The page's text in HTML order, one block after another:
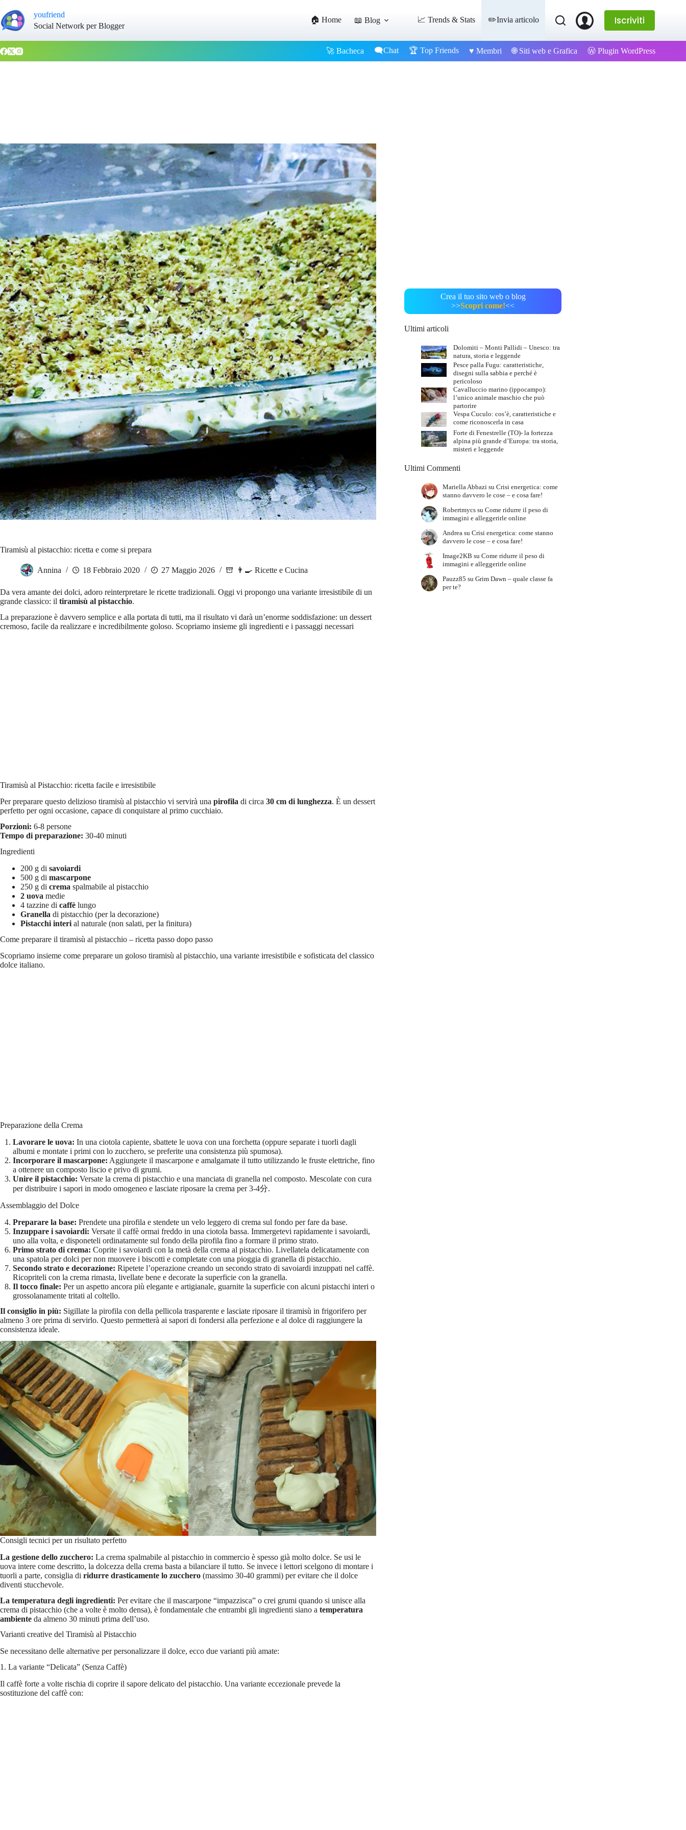
youfriend
Social Network per Blogger
🏠 Home 📖 Blog 📈 Trends & Stats ✏️Invia articolo Iscriviti
🚀 Bacheca 🗨️Chat 🏆 Top Friends ♥️ Membri 🌐 Siti web e Grafica Ⓦ Plugin WordPress
Tiramisù al pistacchio: ricetta e come si prepara
Annina 18 Febbraio 2020 27 Maggio 2026 👨‍🍳 Ricette e Cucina
Da vera amante dei dolci, adoro reinterpretare le ricette tradizionali. Oggi vi propongo una variante irresistibile di un
grande classico: il tiramisù al pistacchio.
La preparazione è davvero semplice e alla portata di tutti, ma il risultato vi darà un’enorme soddisfazione: un dessert
cremoso, facile da realizzare e incredibilmente goloso. Scopriamo insieme gli ingredienti e i passaggi necessari
Tiramisù al Pistacchio: ricetta facile e irresistibile
Per preparare questo delizioso tiramisù al pistacchio vi servirà una pirofila di circa 30 cm di lunghezza. È un dessert
perfetto per ogni occasione, capace di conquistare al primo cucchiaio.
Porzioni: 6-8 persone
Tempo di preparazione: 30-40 minuti
Ingredienti
200 g di savoiardi
500 g di mascarpone
250 g di crema spalmabile al pistacchio
2 uova medie
4 tazzine di caffè lungo
Granella di pistacchio (per la decorazione)
Pistacchi interi al naturale (non salati, per la finitura)
Come preparare il tiramisù al pistacchio – ricetta passo dopo passo
Scopriamo insieme come preparare un goloso tiramisù al pistacchio, una variante irresistibile e sofisticata del classico
dolce italiano.
Preparazione della Crema
Lavorare le uova: In una ciotola capiente, sbattete le uova con una forchetta (oppure separate i tuorli dagli
albumi e montate i primi con lo zucchero, se preferite una consistenza più spumosa).
Incorporare il mascarpone: Aggiungete il mascarpone e amalgamate il tutto utilizzando le fruste elettriche, fino
a ottenere un composto liscio e privo di grumi.
Unire il pistacchio: Versate la crema di pistacchio e una manciata di granella nel composto. Mescolate con cura
per distribuire i sapori in modo omogeneo e lasciate riposare la crema per 3-4分.
Assemblaggio del Dolce
Preparare la base: Prendete una pirofila e stendete un velo leggero di crema sul fondo per fare da base.
Inzuppare i savoiardi: Versate il caffè ormai freddo in una ciotola bassa. Immergetevi rapidamente i savoiardi,
uno alla volta, e disponeteli ordinatamente sul fondo della pirofila fino a formare il primo strato.
Primo strato di crema: Coprite i savoiardi con la metà della crema al pistacchio. Livellatela delicatamente con
una spatola per dolci per non muovere i biscotti e completate con una pioggia di granella di pistacchio.
Secondo strato e decorazione: Ripetete l’operazione creando un secondo strato di savoiardi inzuppati nel caffè.
Ricopriteli con la crema rimasta, livellate bene e decorate la superficie con la granella.
Il tocco finale: Per un aspetto ancora più elegante e artigianale, guarnite la superficie con alcuni pistacchi interi o
grossolanamente tritati al coltello.
Il consiglio in più: Sigillate la pirofila con della pellicola trasparente e lasciate riposare il tiramisù in frigorifero per
almeno 3 ore prima di servirlo. Questo permetterà ai sapori di fondersi alla perfezione e al dolce di raggiungere la
consistenza ideale.
Consigli tecnici per un risultato perfetto
La gestione dello zucchero: La crema spalmabile al pistacchio in commercio è spesso già molto dolce. Se usi le
uova intere come descritto, la dolcezza della crema basta a bilanciare il tutto. Se invece i lettori scelgono di montare i
tuorli a parte, consiglia di ridurre drasticamente lo zucchero (massimo 30-40 grammi) per evitare che il dolce
diventi stucchevole.
La temperatura degli ingredienti: Per evitare che il mascarpone “impazzisca” o crei grumi quando si unisce alla
crema di pistacchio (che a volte è molto densa), è fondamentale che entrambi gli ingredienti siano a temperatura
ambiente da almeno 30 minuti prima dell’uso.
Varianti creative del Tiramisù al Pistacchio
Se necessitano delle alternative per personalizzare il dolce, ecco due varianti più amate:
1. La variante “Delicata” (Senza Caffè)
Il caffè forte a volte rischia di coprire il sapore delicato del pistacchio. Una variante eccezionale prevede la
sostituzione del caffè con:
Crea il tuo sito web o blog
>>Scopri come!<<
Ultimi articoli
Dolomiti – Monti Pallidi – Unesco: tra
natura, storia e leggende
Pesce palla Fugu: caratteristiche,
disegni sulla sabbia e perché è
pericoloso
Cavalluccio marino (ippocampo):
l’unico animale maschio che può
partorire
Vespa Cuculo: cos’è, caratteristiche e
come riconoscerla in casa
Forte di Fenestrelle (TO)- la fortezza
alpina più grande d’Europa: tra storia,
misteri e leggende
Ultimi Commenti
Mariella Abbazi su Crisi energetica: come
stanno davvero le cose – e cosa fare!
Robertmycssu Come ridurre il peso di
immagini e alleggerirle online
Andrea su Crisi energetica: come stanno
davvero le cose – e cosa fare!
Image2KB su Come ridurre il peso di
immagini e alleggerirle online
Pauzz85 su Grim Dawn – quale classe fa
per te?